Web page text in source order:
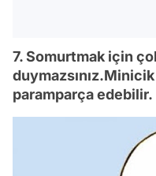
7. Somurtmak için
paramparça edebilir.